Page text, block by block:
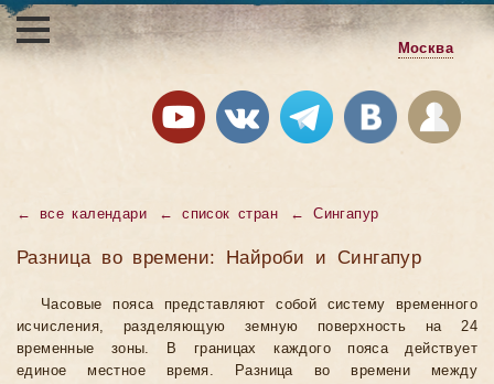
Москва
← все календари ←список стран ←Сингапур
Разница во времени: Найроби и Сингапур
Часовые пояса представляют собой систему временного
исчисления, разделяющую земную поверхность на 24
временные зоны. В границах каждого пояса действует
единое местное время. Разница во времени между